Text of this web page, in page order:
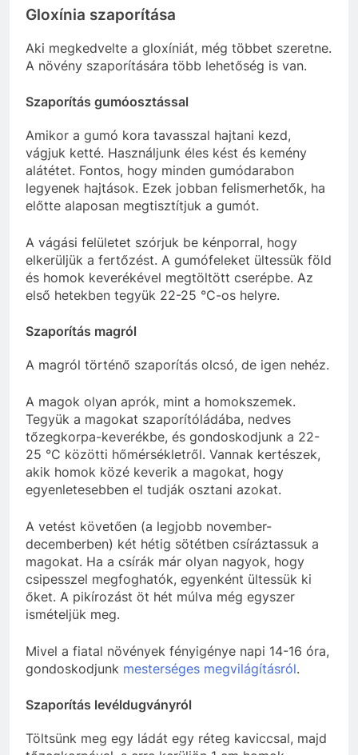
Gloxínia szaporítása
Aki megkedvelte a gloxíniát, még többet szeretne.
A növény szaporítására több lehetőség is van.
Szaporítás gumóosztással
Amikor a gumó kora tavasszal hajtani kezd,
vágjuk ketté. Használjunk éles kést és kemény
alátétet. Fontos, hogy minden gumódarabon
legyenek hajtások. Ezek jobban felismerhetők, ha
előtte alaposan megtisztítjuk a gumót.
A vágási felületet szórjuk be kénporral, hogy
elkerüljük a fertőzést. A gumófeleket ültessük föld
és homok keverékével megtöltött cserépbe. Az
első hetekben tegyük 22-25 °C-os helyre.
Szaporítás magról
A magról történő szaporítás olcsó, de igen nehéz.
A magok olyan aprók, mint a homokszemek.
Tegyük a magokat szaporítóládába, nedves
tőzegkorpa-keverékbe, és gondoskodjunk a 22-
25 °C közötti hőmérsékletről. Vannak kertészek,
akik homok közé keverik a magokat, hogy
egyenletesebben el tudják osztani azokat.
A vetést követően (a legjobb november-
decemberben) két hétig sötétben csíráztassuk a
magokat. Ha a csírák már olyan nagyok, hogy
csipesszel megfoghatók, egyenként ültessük ki
őket. A pikírozást öt hét múlva még egyszer
ismételjük meg.
Mivel a fiatal növények fényigénye napi 14-16 óra,
gondoskodjunk mesterséges megvilágításról.
Szaporítás levéldugványról
Töltsünk meg egy ládát egy réteg kaviccsal, majd